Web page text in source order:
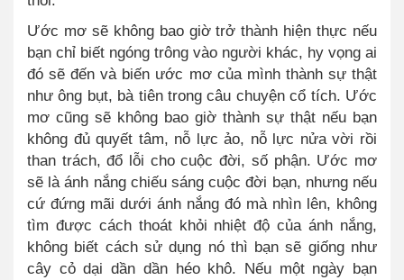
Ước mơ sẽ không bao giờ trở thành hiện thực nếu
bạn chỉ biết ngóng trông vào người khác, hy vọng ai
đó sẽ đến và biến ước mơ của mình thành sự thật
như ông bụt, bà tiên trong câu chuyện cổ tích. Ước
mơ cũng sẽ không bao giờ thành sự thật nếu bạn
không đủ quyết tâm, nỗ lực ảo, nỗ lực nửa vời rồi
than trách, đổ lỗi cho cuộc đời, số phận. Ước mơ
sẽ là ánh nắng chiếu sáng cuộc đời bạn, nhưng nếu
cứ đứng mãi dưới ánh nắng đó mà nhìn lên, không
tìm được cách thoát khỏi nhiệt độ của ánh nắng,
không biết cách sử dụng nó thì bạn sẽ giống như
cây cỏ dại dần dần héo khô. Nếu một ngày bạn